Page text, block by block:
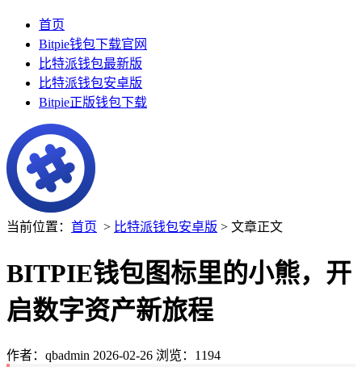
首页
Bitpie钱包下载官网
比特派钱包最新版
比特派钱包安卓版
Bitpie正版钱包下载
当前位置： 首页 > 比特派钱包安卓版 > 文章正文
BITPIE钱包图标里的小熊，开
启数字资产新旅程
作者：qbadmin 2026-02-26 浏览：1194